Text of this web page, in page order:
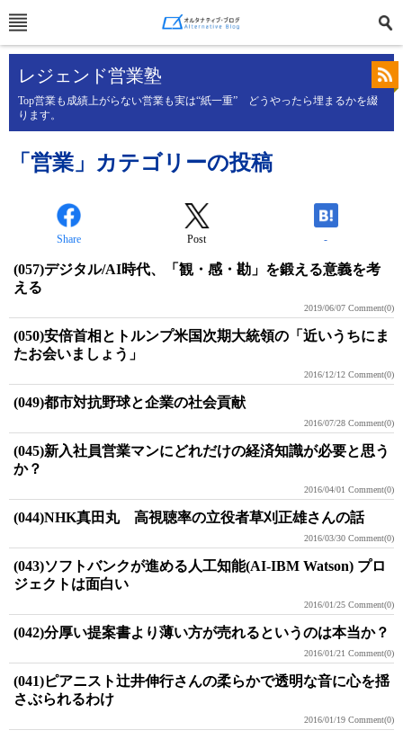
レジェンド営業塾
Top営業も成績上がらない営業も実は“紙一重” どうやったら埋まるかを綴
ります。
「営業」カテゴリーの投稿
Share Post -
(057)デジタル/AI時代、「観・感・勘」を鍛える意義を考
える
2019/06/07 Comment(0)
(050)安倍首相とトルンプ米国次期大統領の「近いうちにま
たお会いましょう」
2016/12/12 Comment(0)
(049)都市対抗野球と企業の社会貢献
2016/07/28 Comment(0)
(045)新入社員営業マンにどれだけの経済知識が必要と思う
か？
2016/04/01 Comment(0)
(044)NHK真田丸 高視聴率の立役者草刈正雄さんの話
2016/03/30 Comment(0)
(043)ソフトバンクが進める人工知能(AI-IBM Watson) プロ
ジェクトは面白い
2016/01/25 Comment(0)
(042)分厚い提案書より薄い方が売れるというのは本当か？
2016/01/21 Comment(0)
(041)ピアニスト辻井伸行さんの柔らかで透明な音に心を揺
さぶられるわけ
2016/01/19 Comment(0)